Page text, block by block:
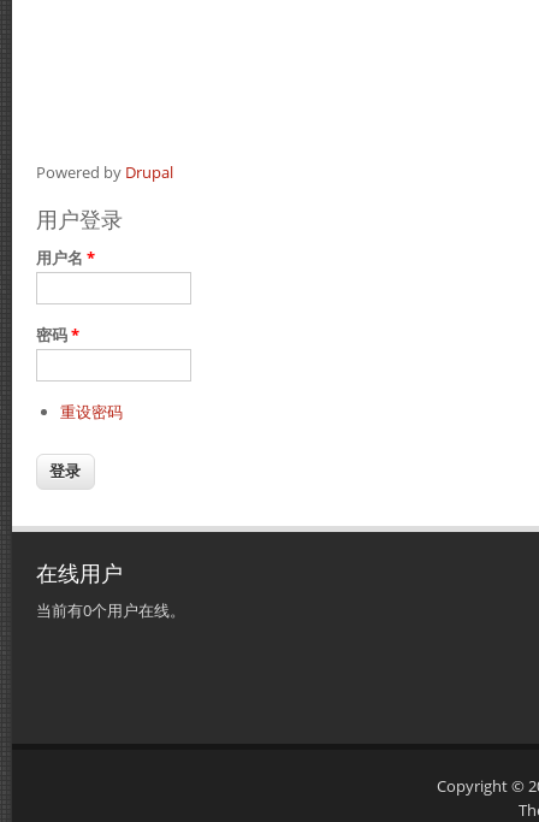
Powered by Drupal
用户登录
用户名 *
密码*
重设密码
在线用户
当前有0个用户在线。
Copyright ©